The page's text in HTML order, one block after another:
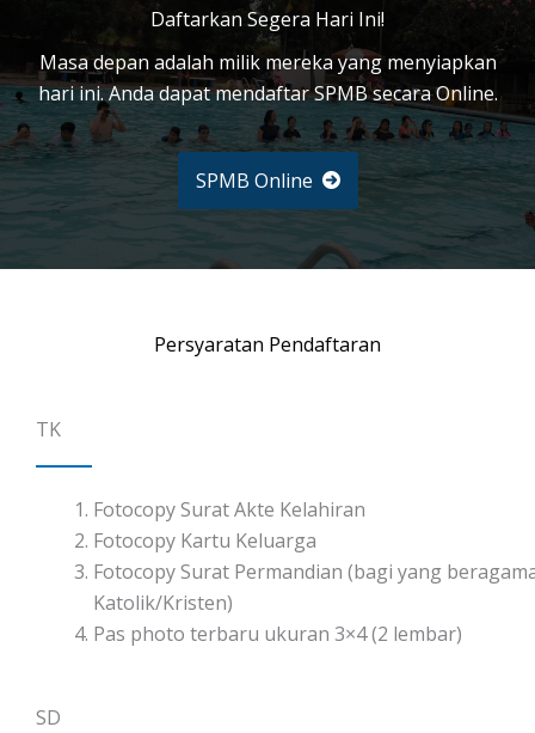
Daftarkan Segera Hari Ini!
Masa depan adalah milik mereka yang menyiapkan
hari ini. Anda dapat mendaftar SPMB secara Online.
SPMB Online
Persyaratan Pendaftaran
TK
Fotocopy Surat Akte Kelahiran
Fotocopy Kartu Keluarga
Fotocopy Surat Permandian (bagi yang
Katolik/Kristen)
Pas photo terbaru ukuran 3×4 (2 lembar)
SD